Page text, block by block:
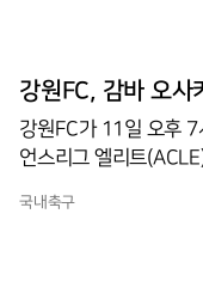
손을 흔들며 등장하자
강원FC, 감바 오
강원FC가 11일 오후
언스리그 엘리트
나선 지난 시즌 ACLE
국내축구